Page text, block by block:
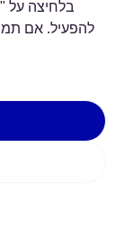
בלחיצה על
להפעיל. אם